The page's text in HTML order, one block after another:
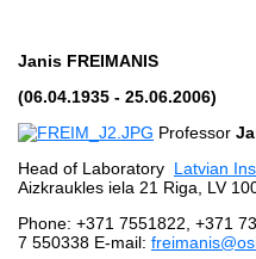
Janis FREIMANIS
(06.04.1935 - 25.06.2006)
Professor
Head of Laboratory Latvian
Aizkraukles iela 21 Riga, LV
Phone: +371 7551822, +371
7 550338 E-mail: